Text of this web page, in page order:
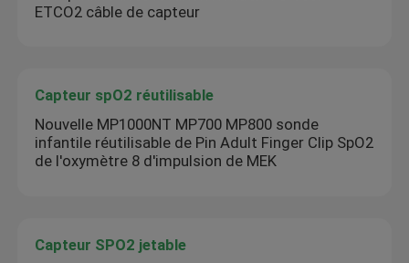
ETCO2 câble de capteur
Capteur spO2 réutilisable
Nouvelle MP1000NT MP700 MP800 sonde
infantile réutilisable de Pin Adult Finger Clip SpO2
de l'oxymètre 8 d'impulsion de MEK
Capteur SPO2 jetable